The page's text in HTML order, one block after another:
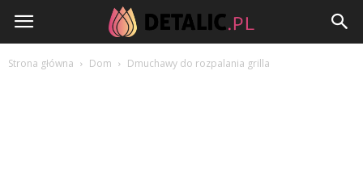
Detalic.pl
Strona główna Dom Dmuchawy do rozpalania grilla